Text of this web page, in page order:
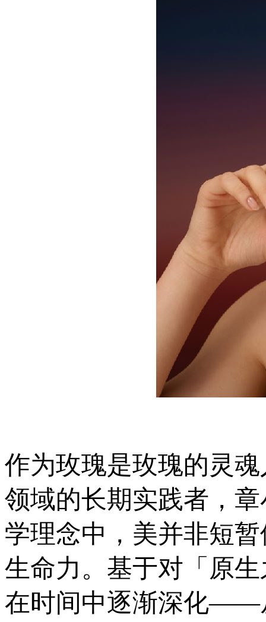
作为玫瑰是玫瑰的灵
领域的长期实践者，
学理念中，美并非短
生命力。基于对「原
在时间中逐渐深化——